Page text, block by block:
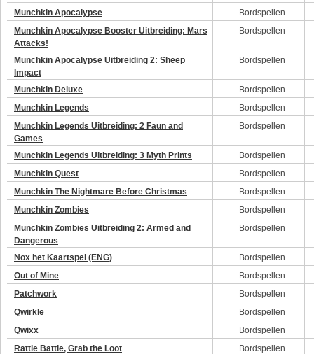
Munchkin Apocalypse
Bordspellen
Munchkin Apocalypse Booster Uitbreiding: Mars
Attacks!
Bordspellen
Munchkin Apocalypse Uitbreiding 2: Sheep
Impact
Bordspellen
Munchkin Deluxe
Bordspellen
Munchkin Legends
Bordspellen
Munchkin Legends Uitbreiding: 2 Faun and
Games
Bordspellen
Munchkin Legends Uitbreiding: 3 Myth Prints
Bordspellen
Munchkin Quest
Bordspellen
Munchkin The Nightmare Before Christmas
Bordspellen
Munchkin Zombies
Bordspellen
Munchkin Zombies Uitbreiding 2: Armed and
Dangerous
Bordspellen
Nox het Kaartspel (ENG)
Bordspellen
Out of Mine
Bordspellen
Patchwork
Bordspellen
Qwirkle
Bordspellen
Qwixx
Bordspellen
Rattle Battle, Grab the Loot
Bordspellen